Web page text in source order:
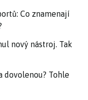
Co znamenají
nový nástroj. Tak
dovolenou? Tohle